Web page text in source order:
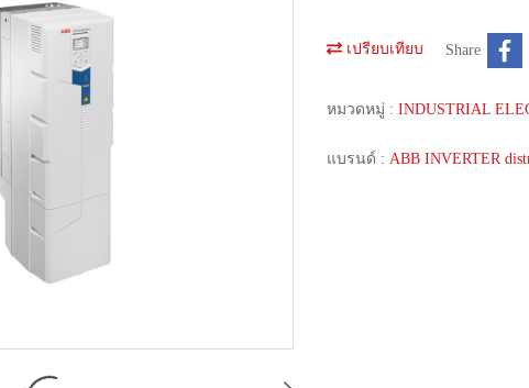
เปรียบเทียบ Share
หมวดหมู่ : INDUSTRIAL
แบรนด์ : ABB INVERTER